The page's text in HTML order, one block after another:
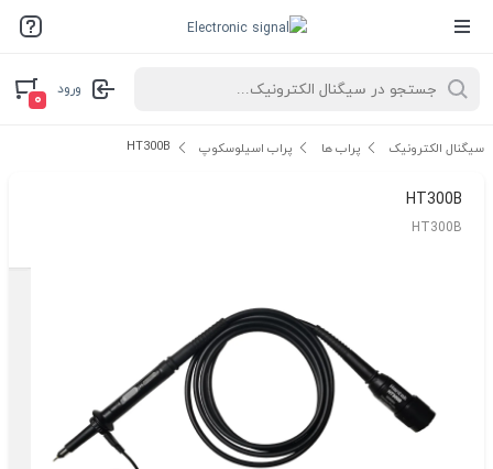
ورود
۰
سیگنال الکترونیک پراب ها پراب اسیلوسکوپ HT300B
HT300B
HT300B